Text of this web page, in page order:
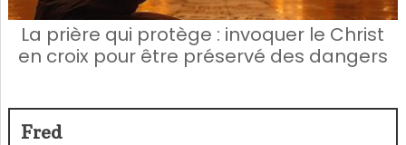
La prière qui protège : invoquer le Christ
en croix pour être préservé des dangers
Fred